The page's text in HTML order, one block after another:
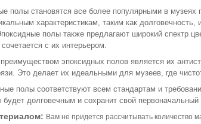
полы становятся все более популярными в
характеристикам, таким как долговечность,
полы также предлагают широкий спектр
с их интерьером.
эпоксидных полов является их
Это делает их идеальными для музеев, где
полы соответствуют всем стандартам и
будет долговечным и сохранит свой
Вам не придется рассчитывать